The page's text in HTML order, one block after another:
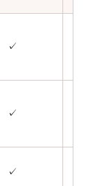
✓
✓
✓